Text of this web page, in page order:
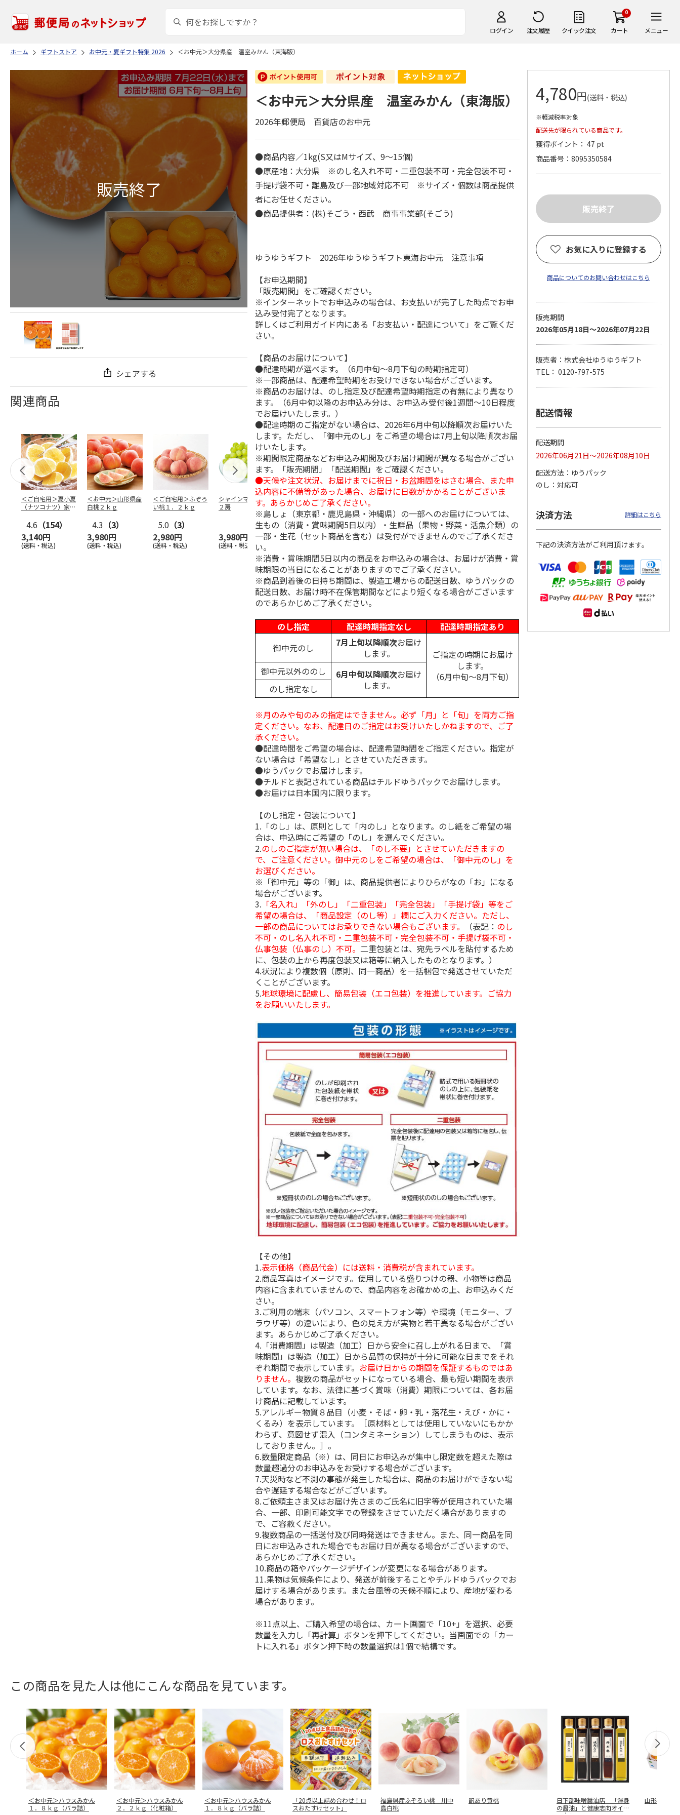
ログイン 注文履歴 クイック注文
0
カート メニュー
ホーム ギフトストア お中元・夏ギフト特集 2026 ＜お中元＞大分県産 温室みかん（東海版）
シェアする
関連商品
＜ご自宅用＞夏小夏
（ナツコナツ）家庭
4.6 （154）
3,140円
(送料・税込)
＜お中元＞山形県産
白桃２ｋｇ
4.3 （3）
3,980円
(送料・税込)
＜ご自宅用＞ふぞろ
い桃１．２ｋｇ
5.0 （3）
2,980円
(送料・税込)
シャインマスカット
２房
3,980円
(送料・税込)
ＷＥＢ定期便果物コ
ース
4.5（102）
3,780円
ビッグマスクメロ
ン ２個入
4.7（10）
4,150円
4.6（25）
3,140円
3,400円
(送料・税込) (送料・税込)
＜お中元＞大分県産 温室みかん（東海版）
2026年郵便局 百貨店のお中元
●商品内容／1kg(S又はMサイズ、9～15個)
●原産地：大分県 ※のし名入れ不可・二重包装不可・完全包装不可・
手提げ袋不可・離島及び一部地域対応不可 ※サイズ・個数は商品提供
者にお任せください。
●商品提供者：(株)そごう・西武 商事事業部(そごう)
ゆうゆうギフト 2026年ゆうゆうギフト東海お中元 注意事項
【お申込期間】
「販売期間」をご確認ください。
※インターネットでお申込みの場合は、お支払いが完了した時点でお申
込み受付完了となります。
詳しくはご利用ガイド内にある「お支払い・配達について」をご覧くだ
さい。
【商品のお届けについて】
●配達時期が選べます。（6月中旬～8月下旬の時期指定可）
※一部商品は、配達希望時期をお受けできない場合がございます。
※商品のお届けは、のし指定及び配達希望時期指定の有無により異なり
ます。（6月中旬以降のお申込み分は、お申込み受付後1週間～10日程度
でお届けいたします。）
●配達時期のご指定がない場合は、2026年6月中旬以降順次お届けいた
します。ただし、「御中元のし」をご希望の場合は7月上旬以降順次お届
けいたします。
※期間限定商品などお申込み期間及びお届け期間が異なる場合がござい
ます。「販売期間」「配送期間」をご確認ください。
●天候や注文状況、お届けまでに祝日・お盆期間をはさむ場合、また申
込内容に不備等があった場合、お届けに日数がかかることがございま
す。あらかじめご了承ください。
※島しょ（東京都・鹿児島県・沖縄県）の一部へのお届けについては、
生もの（消費・賞味期間5日以内）・生鮮品（果物・野菜・活魚介類）の
一部・生花（セット商品を含む）は受付ができませんのでご了承くださ
い。
※消費・賞味期間5日以内の商品をお申込みの場合は、お届けが消費・賞
味期限の当日になることがありますのでご了承ください。
※商品到着後の日持ち期間は、製造工場からの配送日数、ゆうパックの
配送日数、お届け時不在保管期間などにより短くなる場合がございます
のであらかじめご了承ください。
のし指定
配達時期指定なし
配達時期指定あり
御中元のし
7月上旬以降順次お届け
します。
ご指定の時期にお届け
します。
（6月中旬～8月下旬）
御中元以外ののし 6月中旬以降順次お届け
します。
のし指定なし
※月のみや旬のみの指定はできません。必ず「月」と「旬」を両方ご指
定ください。なお、配達日のご指定はお受けいたしかねますので、ご了
承ください。
●配達時間をご希望の場合は、配達希望時間をご指定ください。指定が
ない場合は「希望なし」とさせていただきます。
●ゆうパックでお届けします。
●チルドと表記されている商品はチルドゆうパックでお届けします。
●お届けは日本国内に限ります。
【のし指定・包装について】
1.「のし」は、原則として「内のし」となります。のし紙をご希望の場
合は、申込時にご希望の「のし」を選んでください。
2.のしのご指定が無い場合は、「のし不要」とさせていただきますの
で、ご注意ください。御中元のしをご希望の場合は、「御中元のし」を
お選びください。
※「御中元」等の「御」は、商品提供者によりひらがなの「お」になる
場合がございます。
3. 「名入れ」「外のし」「二重包装」「完全包装」「手提げ袋」等をご
希望の場合は、「商品設定（のし等）」欄にご入力ください。ただし、
一部の商品についてはお承りできない場合もございます。
（表記： のし
不可・のし名入れ不可・二重包装不可・完全包装不可・手提げ袋不可・
仏事包装（仏事のし）不可。 二重包装とは、宛先ラベルを貼付するため
に、包装の上から再度包装又は箱等に納入したものとなります。）
4.状況により複数個（原則、同一商品）を一括梱包で発送させていただ
くことがございます。
5.地球環境に配慮し、簡易包装（エコ包装）を推進しています。ご協力
をお願いいたします。
【その他】
1.表示価格（商品代金）には送料・消費税が含まれています。
2.商品写真はイメージです。使用している盛りつけの器、小物等は商品
内容に含まれていませんので、商品内容をお確かめの上、お申込みくだ
さい。
3.ご利用の端末（パソコン、スマートフォン等）や環境（モニター、ブ
ラウザ等）の違いにより、色の見え方が実物と若干異なる場合がござい
ます。あらかじめご了承ください。
4.「消費期間」は製造（加工）日から安全に召し上がれる日まで、「賞
味期間」は製造（加工）日から品質の保持が十分に可能な日までをそれ
ぞれ期間で表示しています。 お届け日からの期間を保証するものではあ
りません。複数の商品がセットになっている場合、最も短い期間を表示
しています。なお、法律に基づく賞味（消費）期限については、各お届
け商品に記載しています。
5.アレルギー物質８品目（小麦・そば・卵・乳・落花生・えび・かに・
くるみ）を表示しています。［原材料としては使用していないにもかか
わらず、意図せず混入（コンタミネーション）してしまうものは、表示
しておりません。］。
6.数量限定商品（※）は、同日にお申込みが集中し限定数を超えた際は
数量超過分のお申込みをお受けする場合がございます。
7.天災時など不測の事態が発生した場合は、商品のお届けができない場
合や遅延する場合などがございます。
8.ご依頼主さま又はお届け先さまのご氏名に旧字等が使用されていた場
合、一部、印刷可能文字での登録をさせていただく場合がありますの
で、ご容赦ください。
9.複数商品の一括送付及び同時発送はできません。また、同一商品を同
日にお申込みされた場合でもお届け日が異なる場合がございますので、
あらかじめご了承ください。
10.商品の箱やパッケージデザインが変更になる場合があります。
11.果物は気候条件により、発送が前後することやチルドゆうパックでお
届けする場合があります。また台風等の天候不順により、産地が変わる
場合があります。
※11点以上、ご購入希望の場合は、カート画面で「10+」を選択、必要
数量を入力し「再計算」ボタンを押下してください。当画面での「カー
トに入れる」ボタン押下時の数量選択は1個で結構です。
4,780円(送料・税込)
※軽減税率対象
配送先が限られている商品です。
獲得ポイント： 47 pt
商品番号
8095350584
お気に入りに登録する
商品についてのお問い合わせはこちら
販売期間
2026年05月18日～2026年07月22日
販売者：株式会社ゆうゆうギフト
TEL： 0120-797-575
配送情報
配送期間
2026年06月21日～2026年08月10日
配送方法
ゆうパック
のし
対応可
決済方法 詳細はこちら
下記の決済方法がご利用頂けます。
この商品を見た人は他にこんな商品を見ています。
＜お中元＞ハウスみかん
１．８ｋｇ（バラ詰）
＜お中元＞ハウスみかん
２．２ｋｇ（化粧箱）
＜お中元＞ハウスみかん
１．８ｋｇ（バラ詰）
「20点以上詰め合わせ！ロ
スおたすけセット」
福島県産ふぞろい桃 川中
島白桃
訳あり黄桃
日下部味噌醤油店 「渾身
の醤油」と健康志向オイル
山形県産